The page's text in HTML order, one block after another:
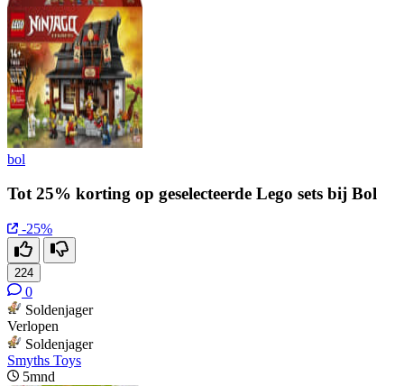
bol
Tot 25% korting op geselecteerde Lego sets bij Bol
-25%
224
0
Soldenjager
Verlopen
Soldenjager
Smyths Toys
5mnd